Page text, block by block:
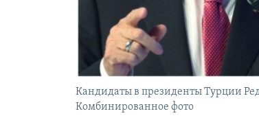
Кандидаты в президенты Турции
Комбинированное фото